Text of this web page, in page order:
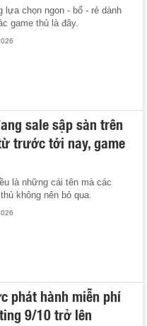
lựa chọn ngon - bổ - rẻ dành
game thủ là đây.
sale sập sàn trên
trước tới nay, game
là những cái tên mà các
không nên bỏ qua.
phát hành miễn phí
9/10 trở lên